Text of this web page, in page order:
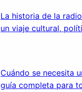
La historia de la
un viaje cultural,
Cuándo se necesita
guía completa para